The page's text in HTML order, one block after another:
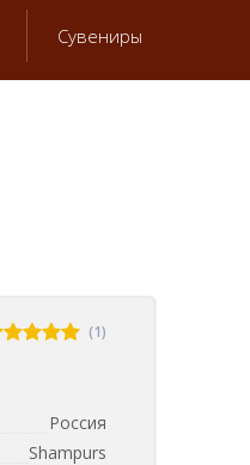
Сувениры
(1)
Россия
Shampurs